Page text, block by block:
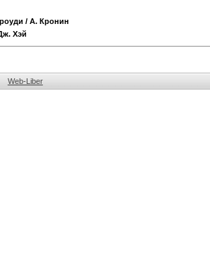
/ А. Кронин
Хэй
Web-Liber